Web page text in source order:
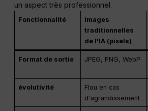
un aspect très professionnel.
Fonctionnalité
Images
traditionnelles
de l'IA (pixels)
Format de sortie JPEG, PNG, WebP
évolutivité
Flou en cas
d'agrandissement